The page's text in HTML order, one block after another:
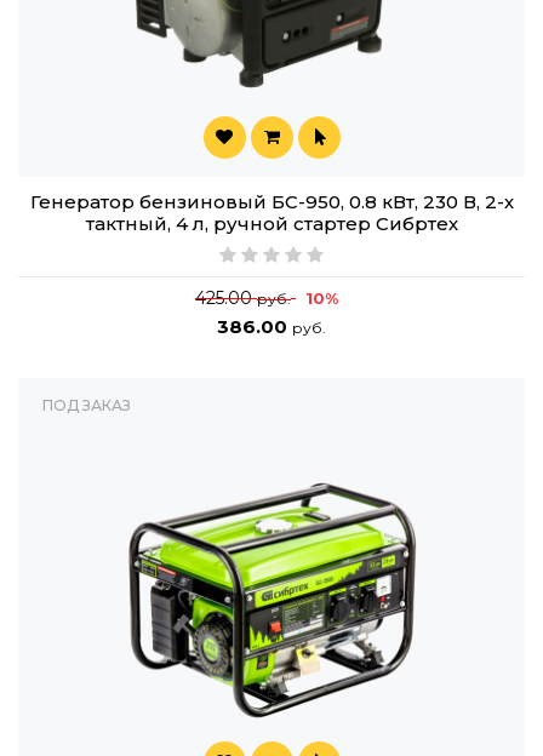
Генератор бензиновый БС-950, 0.8 кВт, 230 В, 2-х
тактный, 4 л, ручной стартер Сибртех
425.00руб. 10%
386.00 руб.
ПОД ЗАКАЗ